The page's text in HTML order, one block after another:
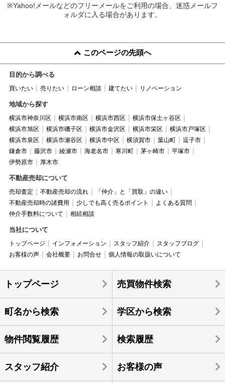
※Yahoo!メールなどのフリーメールをご利用の場合、迷惑メールフ
ォルダに入る場合があります。
このページの先頭へ
目的から調べる
買いたい 売りたい ローン相談 建てたい リノベーション
地域から探す
横浜市神奈川区 横浜市南区 横浜市西区
横浜市保土ヶ谷区
横浜市旭区
横浜市磯子区 横浜市金沢区 横浜市栄区
横浜市戸塚区
横浜市泉区
横浜市瀬谷区 横浜市中区 横須賀市 葉山町
逗子市
鎌倉市
藤沢市 綾瀬市 海老名市 寒川町 茅ヶ崎市
平塚市
伊勢原市
厚木市
不動産売却について
売却査定 不動産売却の流れ
「仲介」と「買取」の違い
不動産売却時の諸費用
少しでも高く売るポイント
よくある質問
仲介手数料について
相続相談
当社について
トップページ インフォメーション スタッフ紹介
スタッフブログ
お客様の声
会社概要 お問合せ 個人情報の取扱いについて
トップページ 売買物件検索
町名から検索 学区から検索
物件閲覧履歴 検索履歴
スタッフ紹介 お客様の声